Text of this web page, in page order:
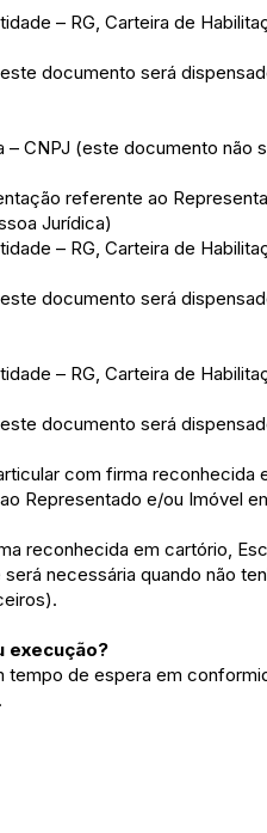
– RG, Carteira de
documento será
CNPJ (este documento não
referente ao
Jurídica)
– RG, Carteira de
documento será
– RG, Carteira de
documento será
com firma reconhecida
Representado e/ou Imóvel
reconhecida em cartório,
necessária quando não
execução?
de espera em